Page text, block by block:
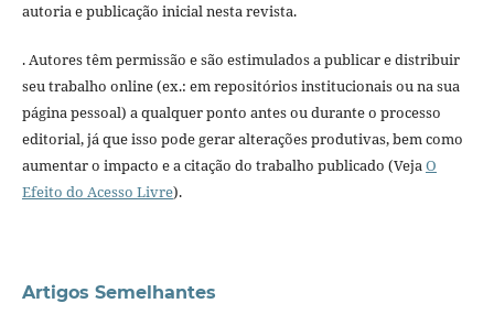
autoria e publicação inicial nesta revista.
. Autores têm permissão e são estimulados a publicar e distribuir
seu trabalho online (ex.: em repositórios institucionais ou na sua
página pessoal) a qualquer ponto antes ou durante o processo
editorial, já que isso pode gerar alterações produtivas, bem como
aumentar o impacto e a citação do trabalho publicado (VejaO
Efeito do Acesso Livre).
Artigos Semelhantes